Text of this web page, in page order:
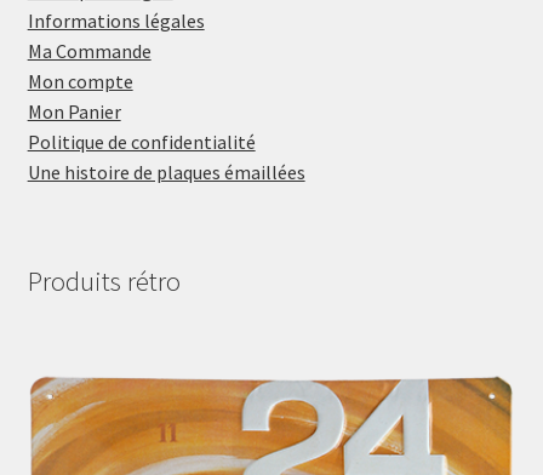
Informations légales
Ma Commande
Mon compte
Mon Panier
Politique de confidentialité
Une histoire de plaques émaillées
Produits rétro